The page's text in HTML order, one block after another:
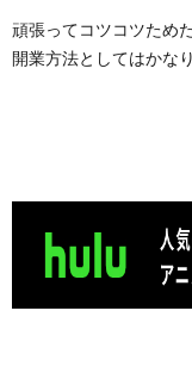
頑張ってコツコツため
開業方法としてはかな